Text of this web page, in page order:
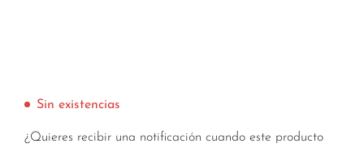
Sin existencias
¿Quieres recibir una notificación cuando este producto